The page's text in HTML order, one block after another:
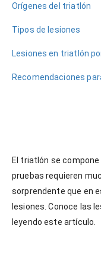
Wajid
Orígenes del triatlón
Tipos de lesiones
Lesiones en triatlón
Recomendaciones
El triatlón se
pruebas requieren
sorprendente que en
lesiones. Conoce las
leyendo este artículo.